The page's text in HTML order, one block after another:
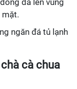
ngăn đá tủ lạnh
cà chua